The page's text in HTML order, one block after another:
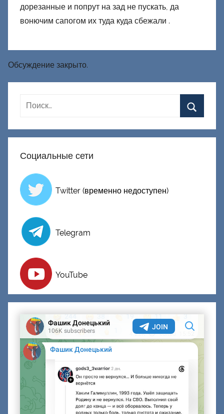
дорезанные и попрут на зад не пускать, да
вонючим сапогом их туда куда сбежали .
Обсуждение закрыто.
Социальные сети
Twitter (временно недоступен)
Telegram
YouTube